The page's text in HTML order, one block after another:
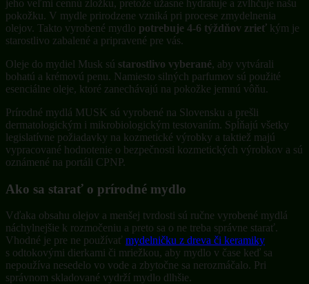
jeho veľmi cennú zložku, pretože úžasne hydratuje a zvlhčuje našu
pokožku. V mydle prirodzene vzniká pri procese zmydelnenia
olejov. Takto vyrobené mydlo potrebuje 4-6 týždňov zrieť kým je
starostlivo zabalené a pripravené pre vás.
Oleje do mydiel Musk sú starostlivo vyberané, aby vytvárali
bohatú a krémovú penu. Namiesto silných parfumov sú použité
esenciálne oleje, ktoré zanechávajú na pokožke jemnú vôňu.
Prírodné mydlá MUSK sú vyrobené na Slovensku a prešli
dermatologickým i mikrobiologickým testovaním. Spĺňajú všetky
legislatívne požiadavky na kozmetické výrobky a taktiež majú
vypracované hodnotenie o bezpečnosti kozmetických výrobkov a sú
oznámené na portáli CPNP.
Ako sa starať o prírodné mydlo
Vďaka obsahu olejov a menšej tvrdosti sú ručne vyrobené mydlá
náchylnejšie k rozmočeniu a preto sa o ne treba správne starať.
Vhodné je pre ne používať mydelničku z dreva či keramiky
s odtokovými dierkami či mriežkou, aby mydlo v čase keď sa
nepoužíva nesedelo vo vode a zbytočne sa nerozmáčalo. Pri
správnom skladované vydrží mydlo dlhšie.